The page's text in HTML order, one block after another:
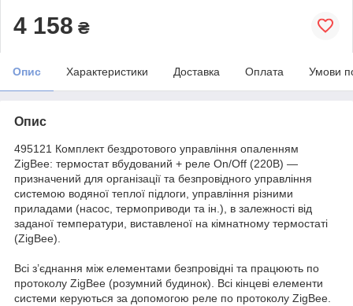
4 158 ₴
Опис Характеристики Доставка Оплата Умови
Опис
495121 Комплект бездротового управління опаленням
ZigBee: термостат вбудований + реле On/Off (220В) —
призначений для організації та безпровідного управління
системою водяної теплої підлоги, управління різними
приладами (насос, термоприводи та ін.), в залежності від
заданої температури, виставленої на кімнатному термостаті
(ZigBee).
Всі з’єднання між елементами безпровідні та працюють по
протоколу ZigBee (розумний будинок). Всі кінцеві елементи
системи керуються за допомогою реле по протоколу ZigBee.